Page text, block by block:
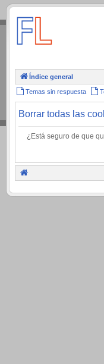
.
Índice general
Temas sin respuesta
Borrar todas las
¿Está seguro de que
.